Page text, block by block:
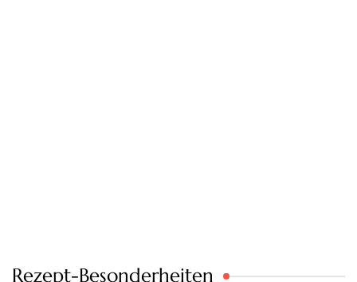
Rezept-Besonderheiten